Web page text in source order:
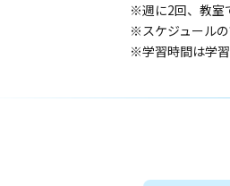
※週に2回、教室
※スケジュールの
※学習時間は学